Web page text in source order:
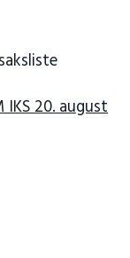
20. august